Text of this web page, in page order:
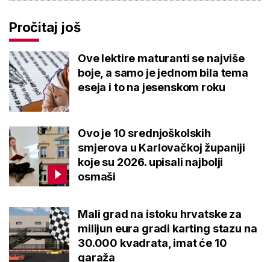
Pročitaj još
Ove lektire maturanti se najviše
boje, a samo je jednom bila tema
eseja i to na jesenskom roku
Ovo je 10 srednjoškolskih
smjerova u Karlovačkoj županiji
koje su 2026. upisali najbolji
osmaši
Mali grad na istoku hrvatske za
milijun eura gradi karting stazu na
30.000 kvadrata, imat će 10
garaža